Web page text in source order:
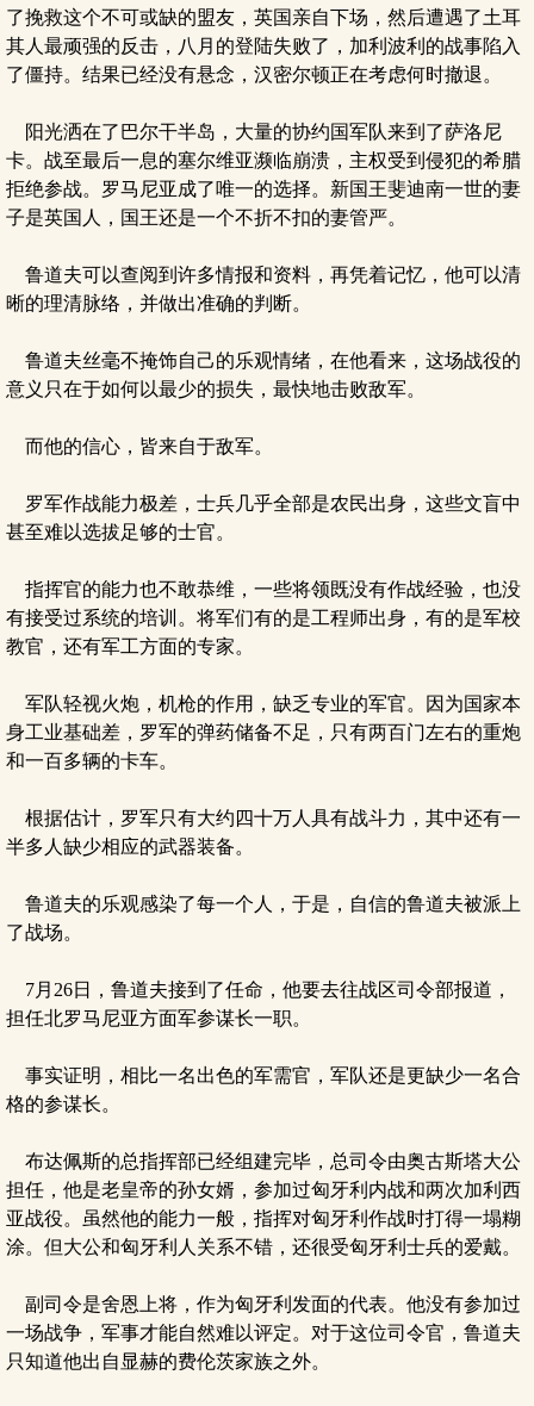
了挽救这个不可或缺的盟友，英国亲自下场，然后遭遇了土耳
其人最顽强的反击，八月的登陆失败了，加利波利的战事陷入
了僵持。结果已经没有悬念，汉密尔顿正在考虑何时撤退。
阳光洒在了巴尔干半岛，大量的协约国军队来到了萨洛尼
卡。战至最后一息的塞尔维亚濒临崩溃，主权受到侵犯的希腊
拒绝参战。罗马尼亚成了唯一的选择。新国王斐迪南一世的妻
子是英国人，国王还是一个不折不扣的妻管严。
鲁道夫可以查阅到许多情报和资料，再凭着记忆，他可以清
晰的理清脉络，并做出准确的判断。
鲁道夫丝毫不掩饰自己的乐观情绪，在他看来，这场战役的
意义只在于如何以最少的损失，最快地击败敌军。
而他的信心，皆来自于敌军。
罗军作战能力极差，士兵几乎全部是农民出身，这些文盲中
甚至难以选拔足够的士官。
指挥官的能力也不敢恭维，一些将领既没有作战经验，也没
有接受过系统的培训。将军们有的是工程师出身，有的是军校
教官，还有军工方面的专家。
军队轻视火炮，机枪的作用，缺乏专业的军官。因为国家本
身工业基础差，罗军的弹药储备不足，只有两百门左右的重炮
和一百多辆的卡车。
根据估计，罗军只有大约四十万人具有战斗力，其中还有一
半多人缺少相应的武器装备。
鲁道夫的乐观感染了每一个人，于是，自信的鲁道夫被派上
了战场。
7月26日，鲁道夫接到了任命，他要去往战区司令部报道，
担任北罗马尼亚方面军参谋长一职。
事实证明，相比一名出色的军需官，军队还是更缺少一名合
格的参谋长。
布达佩斯的总指挥部已经组建完毕，总司令由奥古斯塔大公
担任，他是老皇帝的孙女婿，参加过匈牙利内战和两次加利西
亚战役。虽然他的能力一般，指挥对匈牙利作战时打得一塌糊
涂。但大公和匈牙利人关系不错，还很受匈牙利士兵的爱戴。
副司令是舍恩上将，作为匈牙利发面的代表。他没有参加过
一场战争，军事才能自然难以评定。对于这位司令官，鲁道夫
只知道他出自显赫的费伦茨家族之外。